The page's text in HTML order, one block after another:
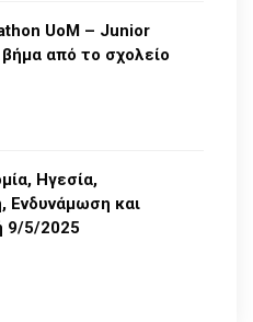
UoM – Junior
από το σχολείο
Ηγεσία,
και
9/5/2025